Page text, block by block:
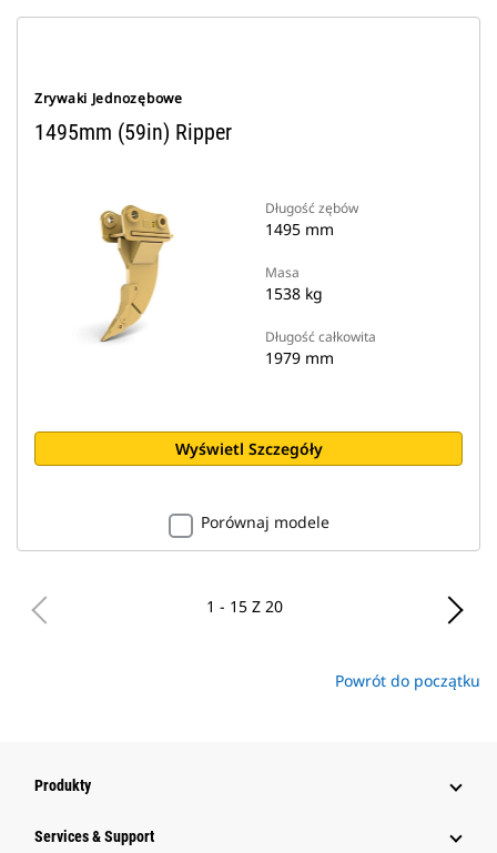
Zrywaki Jednozębowe
1495mm (59in) Ripper
Długość zębów
1495 mm
Masa
1538 kg
Długość całkowita
1979 mm
Wyświetl Szczegóły
Porównaj modele
1 - 15 Z 20
Powrót do początku
Produkty
Services & Support